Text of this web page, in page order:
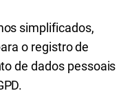
simplificados,
o registro de
de dados pessoais